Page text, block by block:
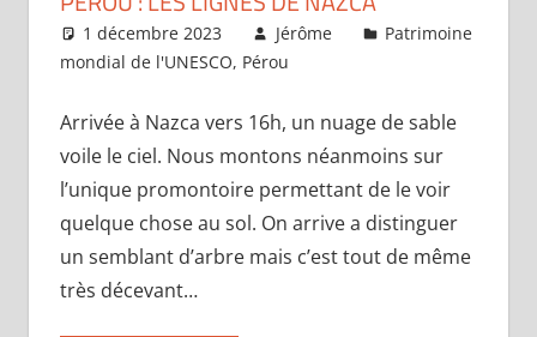
1 décembre 2023 Jérôme
Patrimoine
mondial de l'UNESCO, Pérou
Arrivée à Nazca vers 16h, un nuage de sable
voile le ciel. Nous montons néanmoins sur
l’unique promontoire permettant de le voir
quelque chose au sol. On arrive a distinguer
un semblant d’arbre mais c’est tout de même
très décevant…